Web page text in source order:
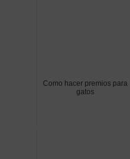
Como hacer premios para
gatos